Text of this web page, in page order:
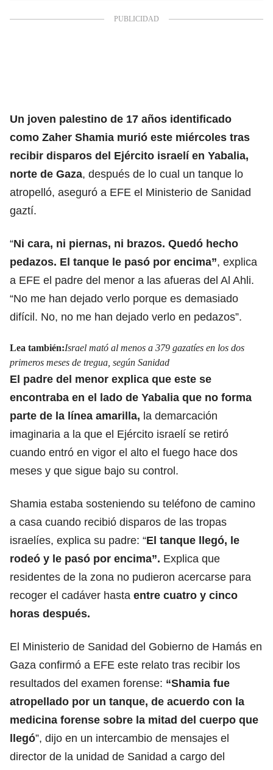
Un joven palestino de 17 años identificado
como Zaher Shamia murió este miércoles tras
recibir disparos del Ejército israelí en Yabalia,
norte de Gaza, después de lo cual un tanque lo
atropelló, aseguró a EFE el Ministerio de Sanidad
gaztí.
“Ni cara, ni piernas, ni brazos. Quedó hecho
pedazos. El tanque le pasó por encima”, explica
a EFE el padre del menor a las afueras del Al Ahli.
“No me han dejado verlo porque es demasiado
difícil. No, no me han dejado verlo en pedazos”.
Lea también:Israel mató al menos a 379 gazatíes en los dos
primeros meses de tregua, según Sanidad
El padre del menor explica que este se
encontraba en el lado de Yabalia que no forma
parte de la línea amarilla, la demarcación
imaginaria a la que el Ejército israelí se retiró
cuando entró en vigor el alto el fuego hace dos
meses y que sigue bajo su control.
Shamia estaba sosteniendo su teléfono de camino
a casa cuando recibió disparos de las tropas
israelíes, explica su padre: “El tanque llegó, le
rodeó y le pasó por encima”. Explica que
residentes de la zona no pudieron acercarse para
recoger el cadáver hasta entre cuatro y cinco
horas después.
El Ministerio de Sanidad del Gobierno de Hamás en
Gaza confirmó a EFE este relato tras recibir los
resultados del examen forense: “Shamia fue
atropellado por un tanque, de acuerdo con la
medicina forense sobre la mitad del cuerpo que
llegó”, dijo en un intercambio de mensajes el
director de la unidad de Sanidad a cargo del